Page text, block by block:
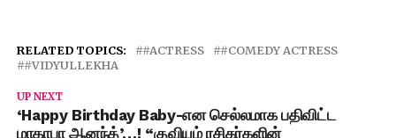
RELATED TOPICS: #ACTRESS
#COMEDY ACTRESS
#VIDYULLEKHA
UP NEXT
‘Happy Birthday Baby-என செல்லமாக பதிவிட்ட
மாகாபா ஆனந்த்’…! “குவியும் ரசிகர்களின்